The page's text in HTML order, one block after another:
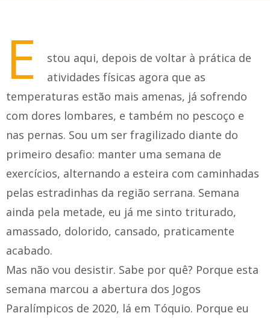
E
stou aqui, depois de voltar à prática de
atividades físicas agora que as
temperaturas estão mais amenas, já sofrendo
com dores lombares, e também no pescoço e
nas pernas. Sou um ser fragilizado diante do
primeiro desafio: manter uma semana de
exercícios, alternando a esteira com caminhadas
pelas estradinhas da região serrana. Semana
ainda pela metade, eu já me sinto triturado,
amassado, dolorido, cansado, praticamente
acabado.
Mas não vou desistir. Sabe por quê? Porque esta
semana marcou a abertura dos Jogos
Paralímpicos de 2020, lá em Tóquio. Porque eu